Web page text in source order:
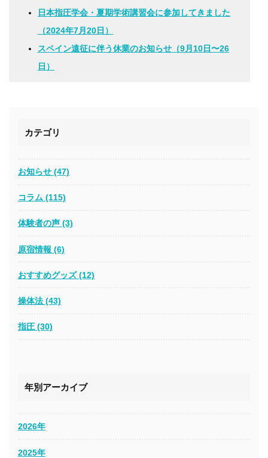
日本指圧学会・夏期学術講習会に参加してきました
（2024年7月20日）
スペイン遠征に伴う休業のお知らせ（9月10日〜26
日）
カテゴリ
お知らせ (47)
コラム (115)
体験者の声 (3)
原宿情報 (6)
おすすめグッズ (12)
操体法 (43)
指圧 (30)
年別アーカイブ
2026年
2025年